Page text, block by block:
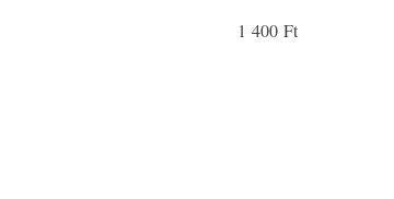
1 400 Ft